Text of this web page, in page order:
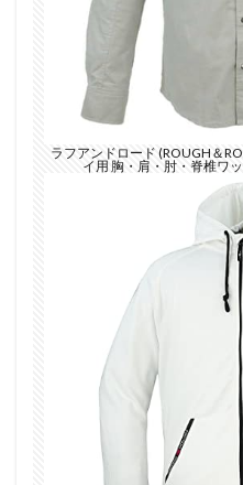
ラフアンドロード (ROUGH＆
イ用 胸・肩・肘・脊椎ワ